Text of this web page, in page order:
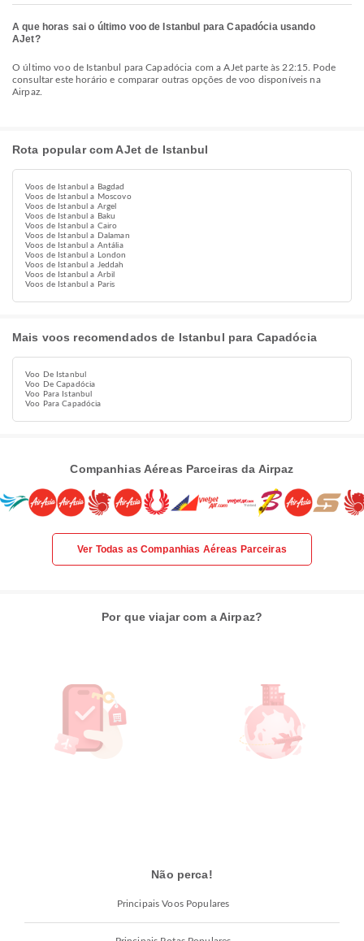
A que horas sai o último voo de Istanbul para Capadócia usando
AJet?
O último voo de Istanbul para Capadócia com a AJet parte às 22:15. Pode
consultar este horário e comparar outras opções de voo disponíveis na
Airpaz.
Rota popular com AJet de Istanbul
Voos de Istanbul a Bagdad
Voos de Istanbul a Moscovo
Voos de Istanbul a Argel
Voos de Istanbul a Baku
Voos de Istanbul a Cairo
Voos de Istanbul a Dalaman
Voos de Istanbul a Antália
Voos de Istanbul a London
Voos de Istanbul a Jeddah
Voos de Istanbul a Arbil
Voos de Istanbul a Paris
Mais voos recomendados de Istanbul para Capadócia
Voo De Istanbul
Voo De Capadócia
Voo Para Istanbul
Voo Para Capadócia
Companhias Aéreas Parceiras da Airpaz
Ver Todas as Companhias Aéreas Parceiras
Por que viajar com a Airpaz?
Não perca!
Principais Voos Populares